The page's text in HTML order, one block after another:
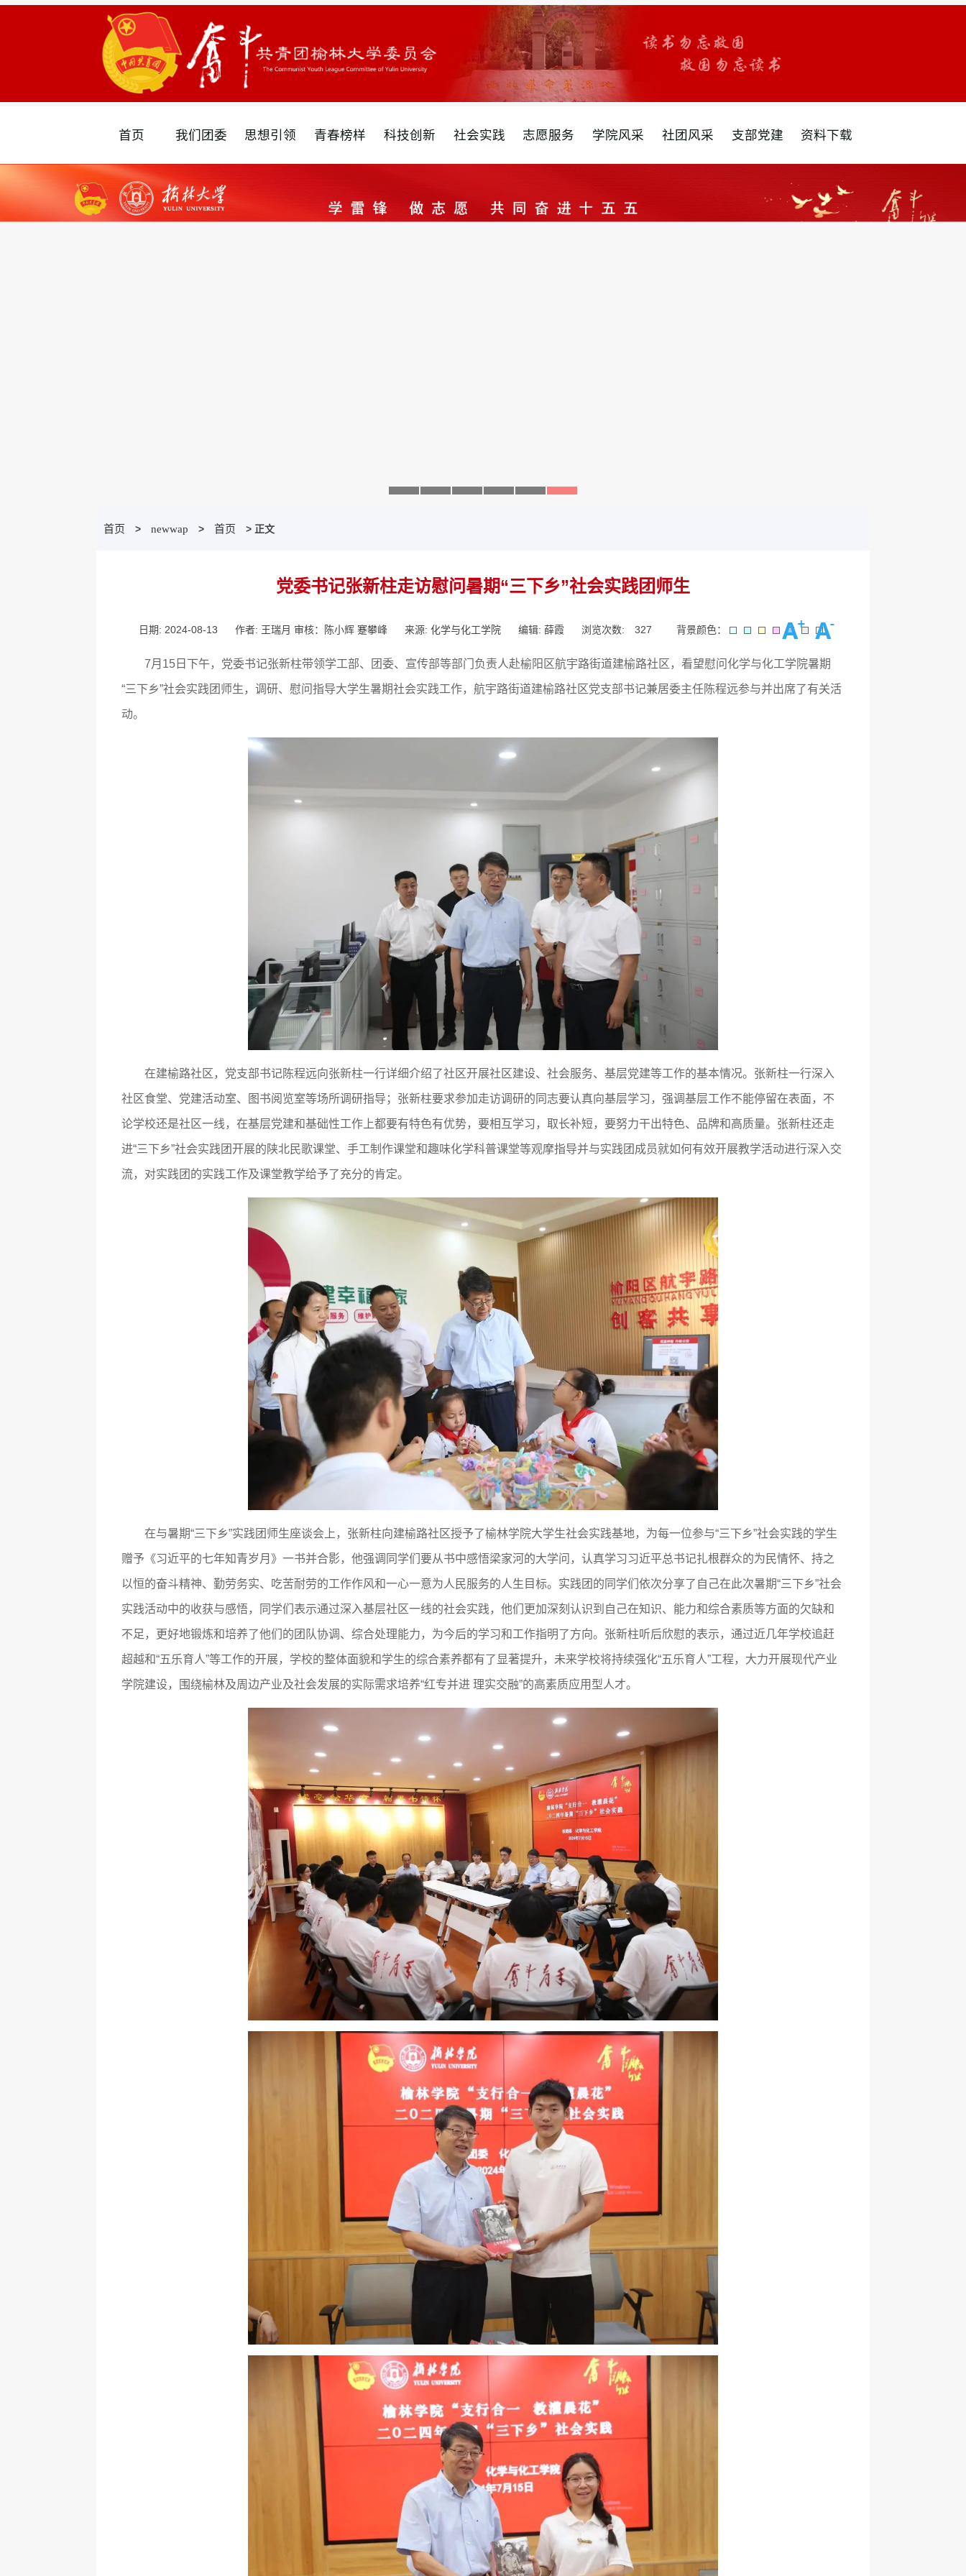
首页 我们团委 思想引领 青春榜样 科技创新 社会实践 志愿服务 学院风采 社团风采 支部党建 资料下载
首页 > newwap > 首页 > 正文
党委书记张新柱走访慰问暑期“三下乡”社会实践团师生
日期: 2024-08-13 作者: 王瑞月 审核：陈小辉 蹇攀峰 来源: 化学与化工学院 编辑: 薛霞 浏览次数: 327 背景颜色：
7月15日下午，党委书记张新柱带领学工部、团委、宣传部等部门负责人赴榆阳区航宇路街道建榆路社区，看望慰问化学与化工学院暑期
“三下乡”社会实践团师生，调研、慰问指导大学生暑期社会实践工作，航宇路街道建榆路社区党支部书记兼居委主任陈程远参与并出席了有关活
动。
在建榆路社区，党支部书记陈程远向张新柱一行详细介绍了社区开展社区建设、社会服务、基层党建等工作的基本情况。张新柱一行深入
社区食堂、党建活动室、图书阅览室等场所调研指导；张新柱要求参加走访调研的同志要认真向基层学习，强调基层工作不能停留在表面，不
论学校还是社区一线，在基层党建和基础性工作上都要有特色有优势，要相互学习，取长补短，要努力干出特色、品牌和高质量。张新柱还走
进“三下乡”社会实践团开展的陕北民歌课堂、手工制作课堂和趣味化学科普课堂等观摩指导并与实践团成员就如何有效开展教学活动进行深入交
流，对实践团的实践工作及课堂教学给予了充分的肯定。
在与暑期“三下乡”实践团师生座谈会上，张新柱向建榆路社区授予了榆林学院大学生社会实践基地，为每一位参与“三下乡”社会实践的学生
赠予《习近平的七年知青岁月》一书并合影，他强调同学们要从书中感悟梁家河的大学问，认真学习习近平总书记扎根群众的为民情怀、持之
以恒的奋斗精神、勤劳务实、吃苦耐劳的工作作风和一心一意为人民服务的人生目标。实践团的同学们依次分享了自己在此次暑期“三下乡”社会
实践活动中的收获与感悟，同学们表示通过深入基层社区一线的社会实践，他们更加深刻认识到自己在知识、能力和综合素质等方面的欠缺和
不足，更好地锻炼和培养了他们的团队协调、综合处理能力，为今后的学习和工作指明了方向。张新柱听后欣慰的表示，通过近几年学校追赶
超越和“五乐育人”等工作的开展，学校的整体面貌和学生的综合素养都有了显著提升，未来学校将持续强化“五乐育人”工程，大力开展现代产业
学院建设，围绕榆林及周边产业及社会发展的实际需求培养“红专并进 理实交融”的高素质应用型人才。